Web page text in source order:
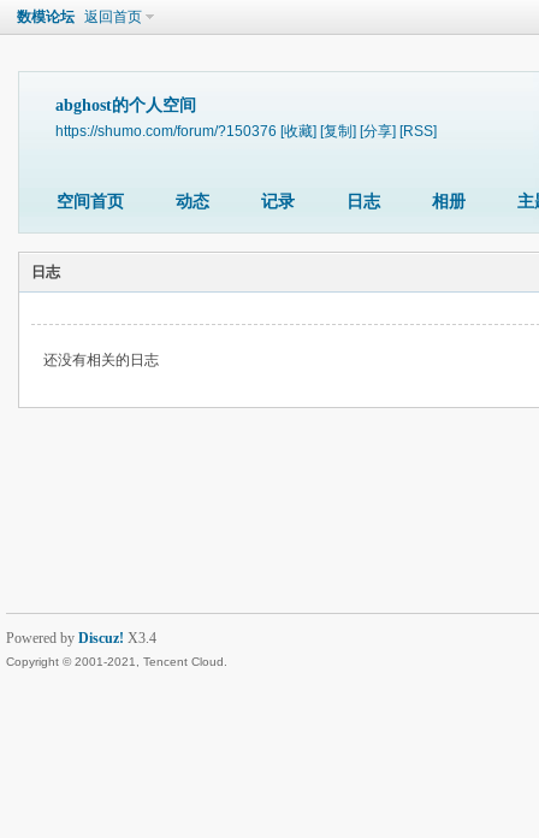
数模论坛 返回首页
abghost的个人空间
https://shumo.com/forum/?150376 [收藏] [复制] [分享] [RSS]
空间首页 动态 记录 日志 相册 主
日志
还没有相关的日志
Powered by Discuz! X3.4
Copyright © 2001-2021, Tencent Cloud.